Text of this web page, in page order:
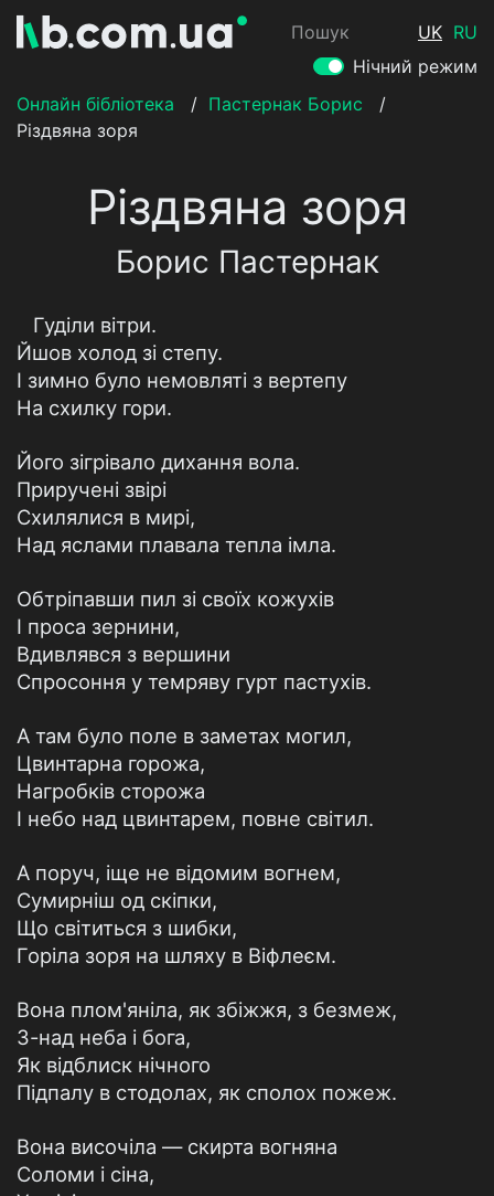
Пошук UK RU
Нічний режим
Онлайн бібліотека
/ Пастернак Борис
/
Різдвяна зоря
Різдвяна зоря
Борис Пастернак
Гуділи вітри.
Йшов холод зі степу.
І зимно було немовляті з вертепу
На схилку гори.
Його зігрівало дихання вола.
Приручені звірі
Схилялися в мирі,
Над яслами плавала тепла імла.
Обтріпавши пил зі своїх кожухів
І проса зернини,
Вдивлявся з вершини
Спросоння у темряву гурт пастухів.
А там було поле в заметах могил,
Цвинтарна горожа,
Нагробків сторожа
І небо над цвинтарем, повне світил.
А поруч, іще не відомим вогнем,
Сумирніш од скіпки,
Що світиться з шибки,
Горіла зоря на шляху в Віфлеєм.
Вона плом'яніла, як збіжжя, з безмеж,
З-над неба і бога,
Як відблиск нічного
Підпалу в стодолах, як сполох пожеж.
Вона височіла — скирта вогняна
Соломи і сіна,